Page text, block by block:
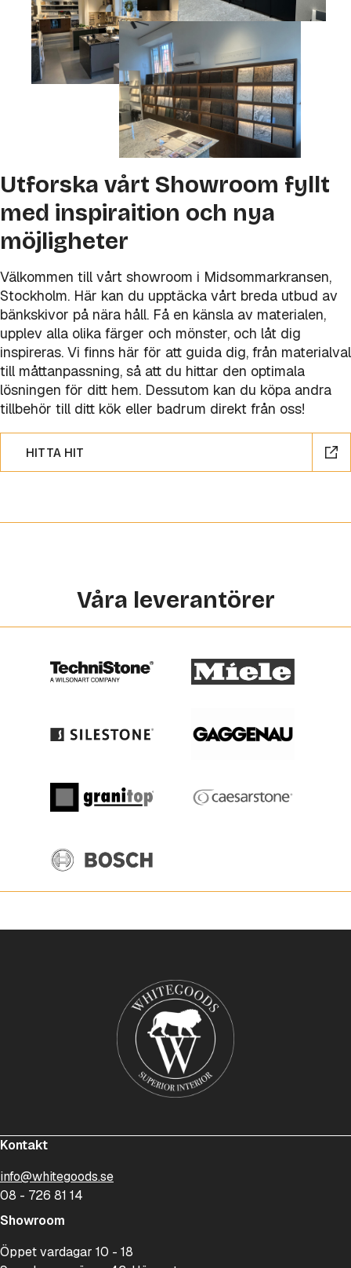
Utforska vårt Showroom fyllt
med inspiraition och nya
möjligheter
Välkommen till vårt showroom i Midsommarkransen,
Stockholm. Här kan du upptäcka vårt breda utbud av
bänkskivor på nära håll. Få en känsla av materialen,
upplev alla olika färger och mönster, och låt dig
inspireras. Vi finns här för att guida dig, från materialval
till måttanpassning, så att du hittar den optimala
lösningen för ditt hem. Dessutom kan du köpa andra
tillbehör till ditt kök eller badrum direkt från oss!
HITTA HIT
Våra leverantörer
Kontakt
info@whitegoods.se
08 - 726 81 14
Showroom
Öppet vardagar 10 - 18